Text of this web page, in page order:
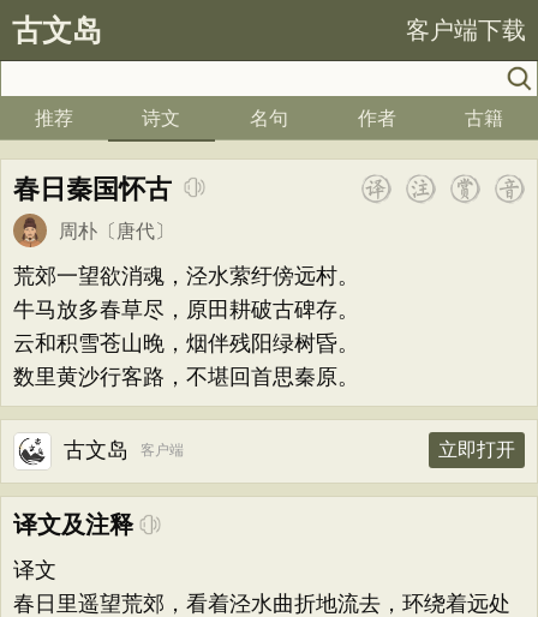
古文岛 客户端下载
推荐 诗文 名句 作者 古籍
春日秦国怀古
周朴 〔唐代〕
荒郊一望欲消魂，泾水萦纡傍远村。
牛马放多春草尽，原田耕破古碑存。
云和积雪苍山晚，烟伴残阳绿树昏。
数里黄沙行客路，不堪回首思秦原。
古文岛 客户端 立即打开
译文及注释
译文
春日里遥望荒郊，看着泾水曲折地流去，环绕着远处